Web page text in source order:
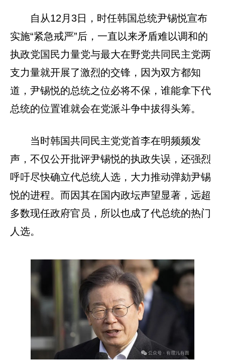
自从12月3日，时任韩国总统尹锡悦宣布
实施“紧急戒严”后，一直以来矛盾难以调和的
执政党国民力量党与最大在野党共同民主党两
支力量就开展了激烈的交锋，因为双方都知
道，尹锡悦的总统之位必将不保，谁能拿下代
总统的位置谁就会在党派斗争中拔得头筹。
当时韩国共同民主党党首李在明频频发
声，不仅公开批评尹锡悦的执政失误，还强烈
呼吁尽快确立代总统人选，大力推动弹劾尹锡
悦的进程。而因其在国内政坛声望显著，远超
多数现任政府官员，所以也成了代总统的热门
人选。